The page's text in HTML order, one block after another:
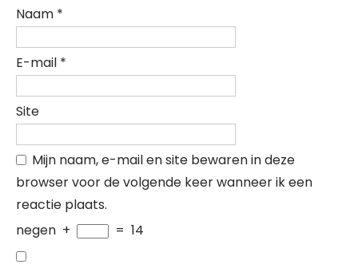
Naam *
E-mail *
Site
Mijn naam, e-mail en site bewaren in deze
browser voor de volgende keer wanneer ik een
reactie plaats.
negen + = 14